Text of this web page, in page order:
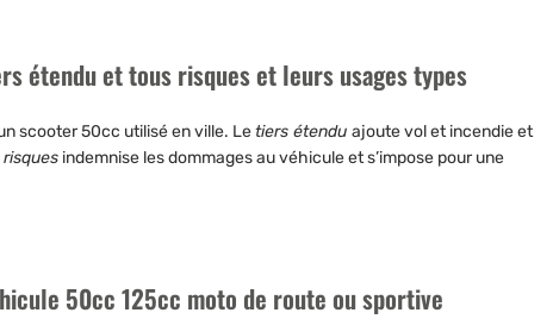
étendu et tous risques et leurs usages types
scooter 50cc utilisé en ville. Letiers étendu ajoute vol et incendie et
indemnise les dommages au véhicule et s’impose pour une
50cc 125cc moto de route ou sportive